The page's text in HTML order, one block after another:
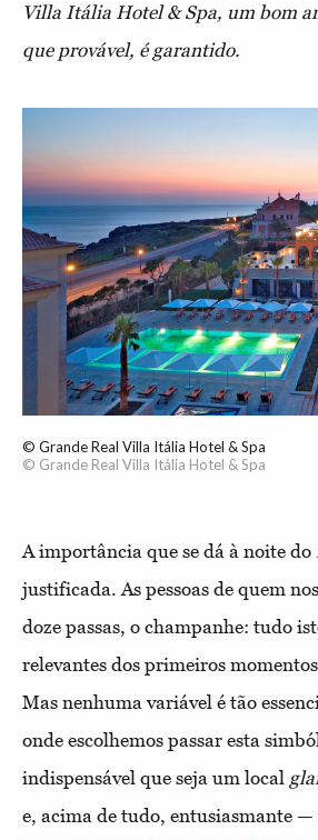
Villa Itália Hotel & Spa, um bom
que provável, é garantido.
© Grande Real Villa Itália Hotel & Spa
© Grande Real Villa Itália Hotel & Spa
A importância que se dá à noite do
justificada. As pessoas de quem
doze passas, o champanhe: tudo
relevantes dos primeiros
Mas nenhuma variável é tão
onde escolhemos passar esta
indispensável que seja um local
e, acima de tudo, entusiasmante